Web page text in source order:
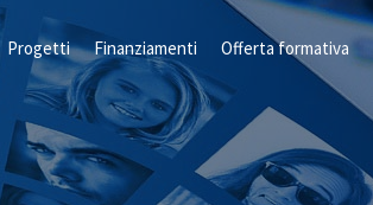
Progetti Finanziamenti Offerta formativa